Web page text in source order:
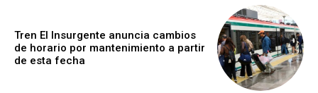
Tren El Insurgente anuncia cambios
de horario por mantenimiento a partir
de esta fecha